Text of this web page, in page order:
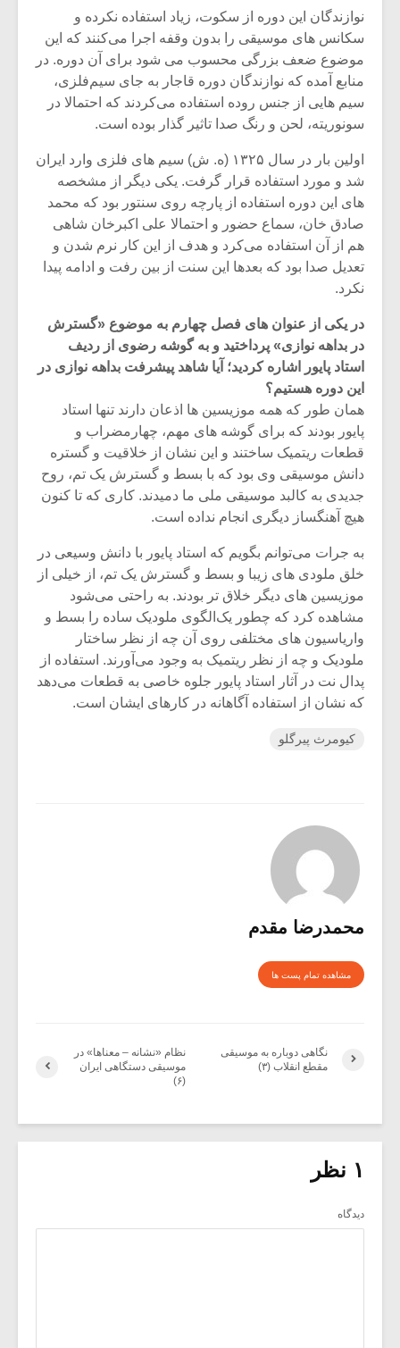
نوازندگان این دوره از سکوت، زیاد استفاده نکرده و
سکانس های موسیقی را بدون وقفه اجرا می‌کنند که این
موضوع ضعف بزرگی محسوب می شود برای آن دوره. در
منابع آمده که نوازندگان دوره قاجار به جای سیم‌فلزی،
سیم هایی از جنس روده استفاده ‌می‌کردند که احتمالا در
سونوریته، لحن و رنگ صدا تاثیر گذار بوده است.
اولین بار در سال ۱۳۲۵ (ه. ش) سیم های فلزی وارد ایران
شد و مورد استفاده قرار گرفت. یکی دیگر از مشخصه
های این دوره استفاده از پارچه روی سنتور بود که محمد
صادق خان، سماع حضور و احتمالا علی اکبرخان شاهی
هم از آن استفاده می‌کرد و هدف از این کار نرم شدن و
تعدیل صدا بود که بعدها این سنت از بین رفت و ادامه پیدا
نکرد.
در یکی از عنوان های فصل چهارم به موضوع «گسترش
در بداهه نوازی» پرداختید و به گوشه رضوی از ردیف
استاد پایور اشاره کردید؛ آیا شاهد پیشرفت بداهه نوازی در
این دوره هستیم؟
همان طور که همه موزیسین ها اذعان دارند تنها استاد
پایور بودند که برای گوشه های مهم، چهارمضراب و
قطعات ریتمیک ساختند و این نشان از خلاقیت و گستره
دانش موسیقی وی بود که با بسط و گسترش یک تم، روح
جدیدی به کالبد موسیقی ملی ما دمیدند. کاری که تا کنون
هیچ آهنگساز دیگری انجام نداده است.
به جرات می‌توانم بگویم که استاد پایور با دانش وسیعی در
خلق ملودی های زیبا و بسط و گسترش یک تم، از خیلی از
موزیسین های دیگر خلاق تر بودند. به راحتی می‌شود
مشاهده کرد که چطور یک‌الگوی ملودیک ساده را بسط و
واریاسیون های مختلفی روی آن چه از نظر ساختار
ملودیک و چه از نظر ریتمیک به وجود می‌آورند. استفاده از
پدال نت در آثار استاد پایور جلوه خاصی به قطعات می‌دهد
که نشان از استفاده آگاهانه در کارهای ایشان است.
کیومرث پیرگلو
محمدرضا مقدم
مشاهده تمام پست ها
نظام «نشانه – معناها» در
موسیقی دستگاهی ایران
(۶)
نگاهی دوباره به موسیقی
مقطع انقلاب (۳)
۱ نظر
دیدگاه
میکلوش روژا
یادداشتی بر موسیقی
متن فیلم «متری
اگر نمی توانی
مشهورترین باشی،
بدنام ترین باش
دوره
برگزار
سکانسی